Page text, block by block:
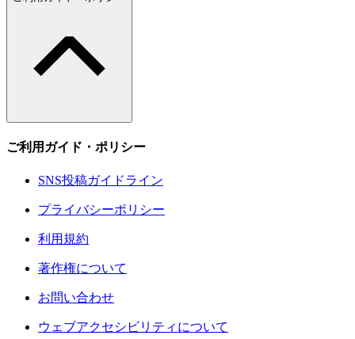
ご利用ガイド・ポリシー
SNS投稿ガイドライン
プライバシーポリシー
利用規約
著作権について
お問い合わせ
ウェブアクセシビリティについて